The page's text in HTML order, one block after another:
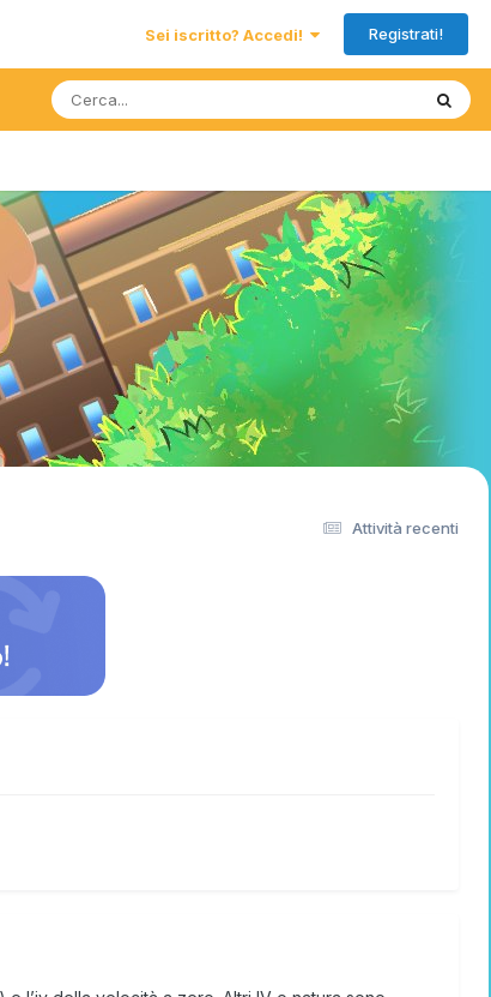
Sei iscritto? Accedi! Registrati!
Attività recenti